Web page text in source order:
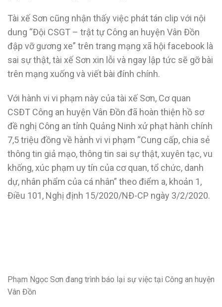
Tài xế Sơn cũng nhận thấy việc phát tán clip với nội
dung “Đội CSGT – trật tự Công an huyện Vân Đồn
đập vỡ gương xe” trên trang mạng xã hội facebook là
sai sự thật, tài xế Sơn xin lỗi và ngay lập tức sẽ gỡ bài
trên mạng xuống và viết bài đính chính.
Với hành vi vi phạm này của tài xế Sơn, Cơ quan
CSĐT Công an huyện Vân Đồn đã hoàn thiện hồ sơ
đề nghị Công an tỉnh Quảng Ninh xử phạt hành chính
7,5 triệu đồng về hành vi vi phạm “Cung cấp, chia sẻ
thông tin giả mạo, thông tin sai sự thật, xuyên tạc, vu
khống, xúc phạm uy tín của cơ quan, tổ chức, danh
dự, nhân phẩm của cá nhân” theo điểm a, khoản 1,
Điều 101, Nghị định 15/2020/NĐ-CP ngày 3/2/2020.
Phạm Ngọc Sơn đang trình báo lại sự việc tại Công an huyện
Vân Đồn